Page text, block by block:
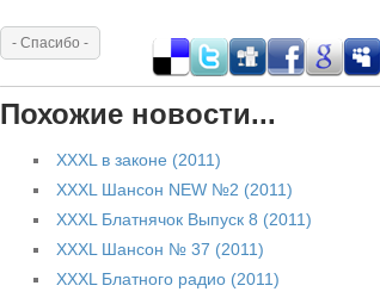
Похожие новости...
XXXL в законе (2011)
XXXL Шансон NEW №2 (2011)
XXXL Блатнячок Выпуск 8 (2011)
XXXL Шансон № 37 (2011)
XXXL Блатного радио (2011)